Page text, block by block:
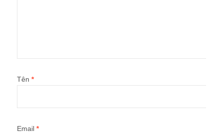
Tên *
Email *